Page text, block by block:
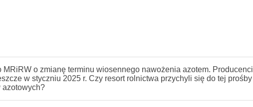
o zmianę terminu wiosennego nawożenia azotem. Producenci
w styczniu 2025 r. Czy resort rolnictwa przychyli się do tej prośby